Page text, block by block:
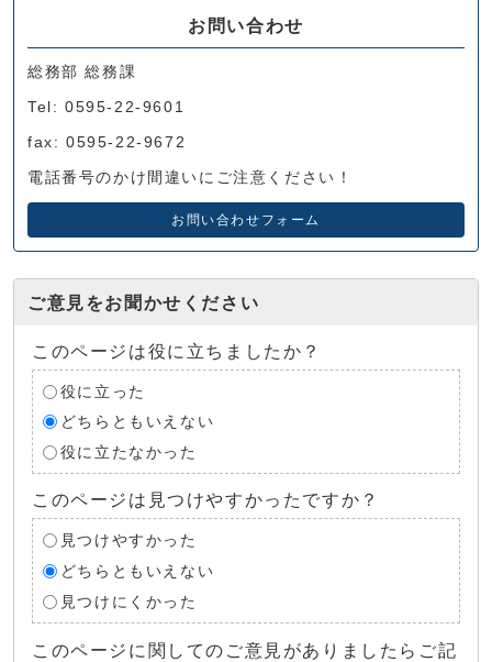
お問い合わせ
総務部 総務課
Tel: 0595-22-9601
fax: 0595-22-9672
電話番号のかけ間違いにご注意ください！
お問い合わせフォーム
ご意見をお聞かせください
このページは役に立ちましたか？
役に立った
どちらともいえない
役に立たなかった
このページは見つけやすかったですか？
見つけやすかった
どちらともいえない
見つけにくかった
このページに関してのご意見がありましたらご記